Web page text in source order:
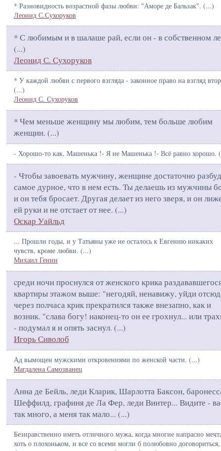
* Разновидность возрастной фазы любви: "Аморе де Бальзак". (...)
Леонид С.Сухоруков
* С любимым и в шалаше рай, если он - в собственном
(...)
Леонид С. Сухоруков
* У каждой любви с первого взгляда - законное право на взгляд
(...)
Леонид С. Сухоруков
* Чем меньше женщину мы любим, тем больше любим
женщин. (...)
- Хорошо-то как, Машенька !- Я не Машенька !- Всё равно хорошо. (
- Чтобы завоевать мужчину, женщине достаточно
самое дурное, что в нем есть. Ты делаешь из мужчины
и он тебя бросает. Другая делает из него зверя, и он
ей руки и не отстает от нее. (...)
Оскар Уайльд
... Прошли годы, и у Татьяны уже не осталось к Евгению никаких
чувств, кроме любви. (...)
Михаил Генин
cреди ночи проснулся от женского крика
квартиры этажом выше: "негодяй, ненавижу, уйди
через полчаса крик прекратился также внезапно, как и
возник. "слава богу! наконец-то он ее грохнул... или
- подумал я и опять заснул. (...)
Игорь Сиволоб
Ад вымощен мужскими откровениями по женской части. (...)
Магдалена Самозванец
Анна де Бейль, леди Кларик, Шарлотта Баксон,
Шеффилд, графиня де Ла Фер, леди Винтер... Видите -
так много, а меня так мало... (...)
Безнравственно иметь отличного мужа, когда многие напрасно
хоть о плохоньком, и все со всеми могли б полюбовно